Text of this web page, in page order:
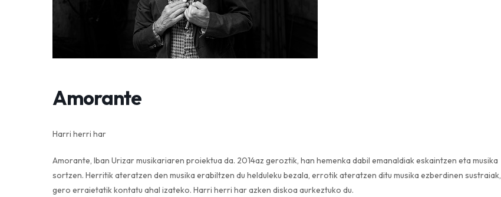
Amorante
Harri herri har
Amorante, Iban Urizar musikariaren proiektua da. 2014az geroztik, han hemenka dabil emanaldiak eskaintzen eta musika
sortzen. Herritik ateratzen den musika erabiltzen du helduleku bezala, errotik ateratzen ditu musika ezberdinen sustraiak,
gero erraietatik kontatu ahal izateko. Harri herri har azken diskoa aurkeztuko du.